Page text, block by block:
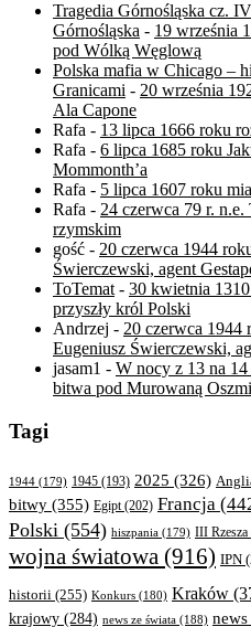
Tragedia Górnośląska cz.
Górnośląska - 19 września
pod Wólką Węglową
Polska mafia w Chicago –
Granicami - 20 września
Ala Capone
Rafa - 13 lipca 1666 roku
Rafa - 6 lipca 1685 roku
Mommonth’a
Rafa - 5 lipca 1607 roku
Rafa - 24 czerwca 79 r. n.e.
rzymskim
gość - 20 czerwca 1944
Świerczewski, agent
ToTemat - 30 kwietnia
przyszły król Polski
Andrzej - 20 czerwca 1944
Eugeniusz Świerczewski,
jasam1 - W nocy z 13 na 14
bitwa pod Murowaną
Tagi
1944 (179) 1945 (193) 2025 (326)
bitwy (355) Egipt (202) Francja
Polski (554) hiszpania (179) III Rzesza
wojna światowa (916) IPN
historii (255) Konkurs (180) Kraków
krajowy (284) news ze świata (188)